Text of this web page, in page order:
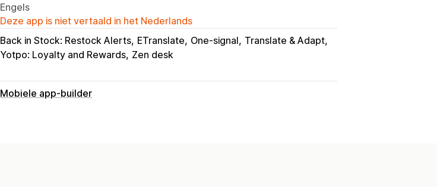
Engels
Deze app is niet vertaald in het Nederlands
Back in Stock: Restock Alerts ETranslate One-signal Translate & Adapt
Yotpo: Loyalty and Rewards Zen desk
Mobiele app-builder